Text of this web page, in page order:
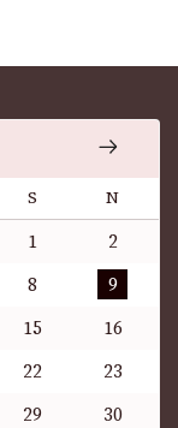
S N
1
2
8
9
15
16
22
23
29
30